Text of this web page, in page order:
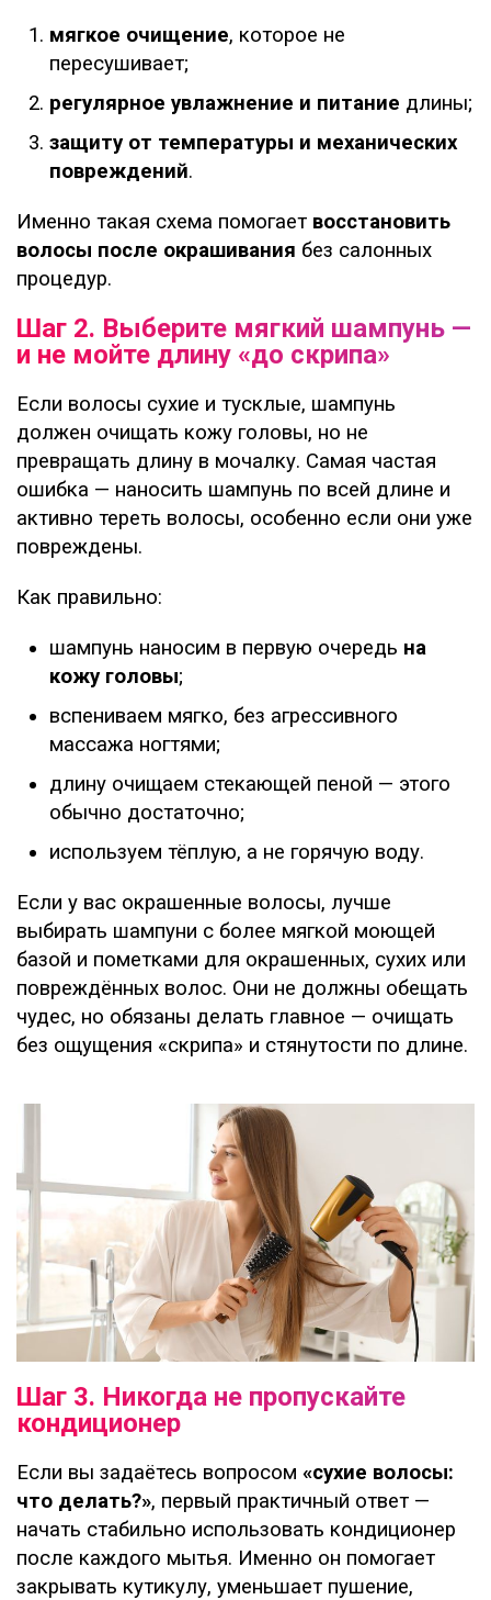
мягкое очищение, которое не
пересушивает;
регулярное увлажнение и питание длины;
защиту от температуры и механических
повреждений.
Именно такая схема помогает восстановить
волосы после окрашивания без салонных
процедур.
Шаг 2. Выберите мягкий шампунь —
и не мойте длину «до скрипа»
Если волосы сухие и тусклые, шампунь
должен очищать кожу головы, но не
превращать длину в мочалку. Самая частая
ошибка — наносить шампунь по всей длине и
активно тереть волосы, особенно если они уже
повреждены.
Как правильно:
шампунь наносим в первую очередь на
кожу головы;
вспениваем мягко, без агрессивного
массажа ногтями;
длину очищаем стекающей пеной — этого
обычно достаточно;
используем тёплую, а не горячую воду.
Если у вас окрашенные волосы, лучше
выбирать шампуни с более мягкой моющей
базой и пометками для окрашенных, сухих или
повреждённых волос. Они не должны обещать
чудес, но обязаны делать главное — очищать
без ощущения «скрипа» и стянутости по длине.
Шаг 3. Никогда не пропускайте
кондиционер
Если вы задаётесь вопросом «сухие волосы:
что делать?», первый практичный ответ —
начать стабильно использовать кондиционер
после каждого мытья. Именно он помогает
закрывать кутикулу, уменьшает пушение,